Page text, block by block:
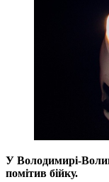
У Володимирі-
помітив бійку.